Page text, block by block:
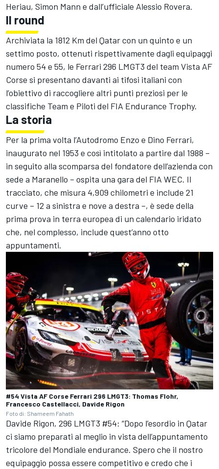
Heriau, Simon Mann e dall’ufficiale Alessio Rovera.
Il round
Archiviata la 1812 Km del Qatar con un quinto e un
settimo posto, ottenuti rispettivamente dagli equipaggi
numero 54 e 55, le Ferrari 296 LMGT3 del team Vista AF
Corse si presentano davanti ai tifosi italiani con
l’obiettivo di raccogliere altri punti preziosi per le
classifiche Team e Piloti del FIA Endurance Trophy.
La storia
Per la prima volta l’Autodromo Enzo e Dino Ferrari,
inaugurato nel 1953 e così intitolato a partire dal 1988 –
in seguito alla scomparsa del fondatore dell’azienda con
sede a Maranello – ospita una gara del FIA WEC. Il
tracciato, che misura 4,909 chilometri e include 21
curve – 12 a sinistra e nove a destra –, è sede della
prima prova in terra europea di un calendario iridato
che, nel complesso, include quest’anno otto
appuntamenti.
#54 Vista AF Corse Ferrari 296 LMGT3: Thomas Flohr,
Francesco Castellacci, Davide Rigon
Foto di: Shameem Fahath
Davide Rigon, 296 LMGT3 #54: “Dopo l’esordio in Qatar
ci siamo preparati al meglio in vista dell’appuntamento
tricolore del Mondiale endurance. Spero che il nostro
equipaggio possa essere competitivo e credo che i